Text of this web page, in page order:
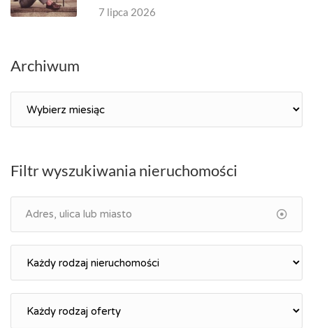
7 lipca 2026
Archiwum
Filtr wyszukiwania nieruchomości